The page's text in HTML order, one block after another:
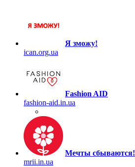
Я зможу!
ican.org.ua
Fashion AID
fashion-aid.in.ua
Мечты сбываются!
mrii.in.ua